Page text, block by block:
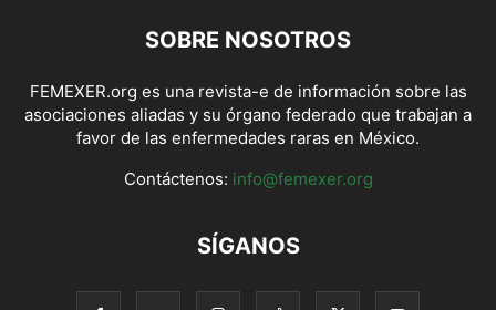
SOBRE NOSOTROS
FEMEXER.org es una revista-e de información sobre las
asociaciones aliadas y su órgano federado que trabajan a
favor de las enfermedades raras en México.
Contáctenos: info@femexer.org
SÍGANOS